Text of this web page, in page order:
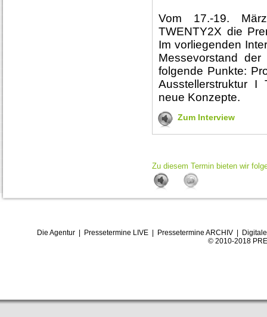
Vom 17.-19.
TWENTY2X die
Im vorliegenden
Messevorstand
folgende Punkte:
Ausstellerstruktur
neue Konzepte.
Zum Interview
Zu diesem Termin bieten wir
Die Agentur| Pressetermine LIVE| Pressetermine ARCHIV|
© 2010-2018